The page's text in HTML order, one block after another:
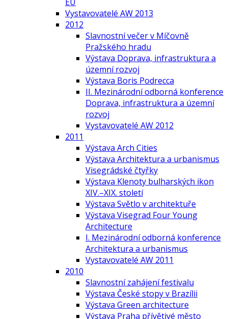
Vystavovatelé AW 2013
2012
Slavnostní večer v Míčovně
Pražského hradu
Výstava Doprava, infrastruktura a
územní rozvoj
Výstava Boris Podrecca
II. Mezinárodní odborná konference
Doprava, infrastruktura a územní
rozvoj
Vystavovatelé AW 2012
2011
Výstava Arch Cities
Výstava Architektura a urbanismus
Visegrádské čtyřky
Výstava Klenoty bulharských ikon
XIV.–XIX. století
Výstava Světlo v architektuře
Výstava Visegrad Four Young
Architecture
I. Mezinárodní odborná konference
Architektura a urbanismus
Vystavovatelé AW 2011
2010
Slavnostní zahájení festivalu
Výstava České stopy v Brazílii
Výstava Green architecture
Výstava Praha přívětivé město